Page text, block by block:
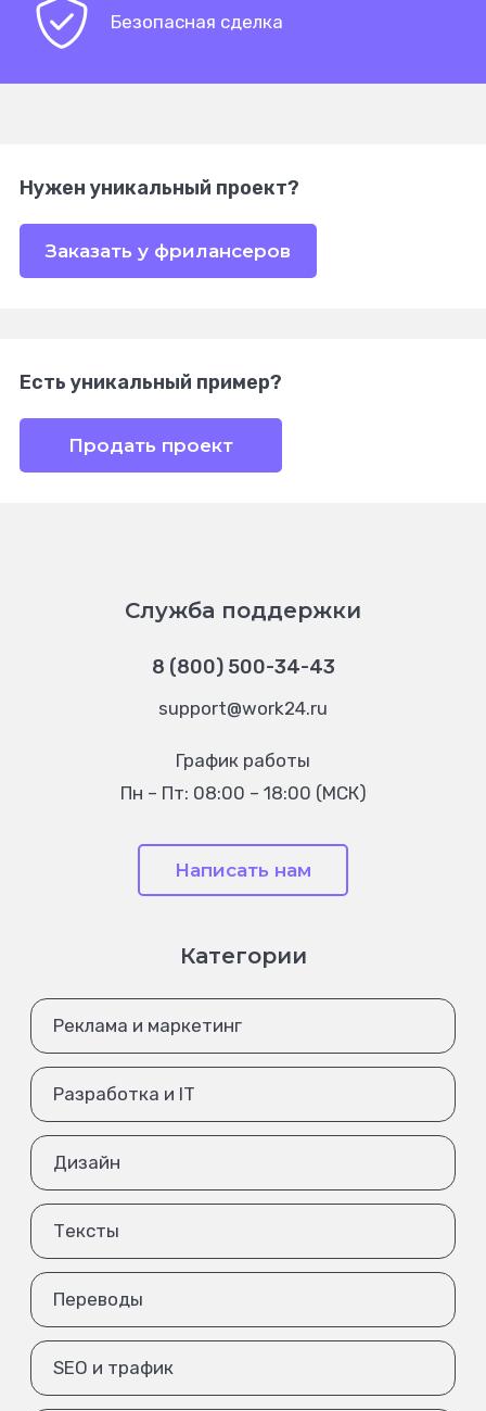
Безопасная сделка
Нужен уникальный проект?
Заказать у фрилансеров
Есть уникальный пример?
Продать проект
Служба поддержки
8 (800) 500-34-43
support@work24.ru
График работы
Пн – Пт: 08:00 – 18:00 (МСК)
Написать нам
Категории
Реклама и маркетинг
Разработка и IT
Дизайн
Тексты
Переводы
SEO и трафик